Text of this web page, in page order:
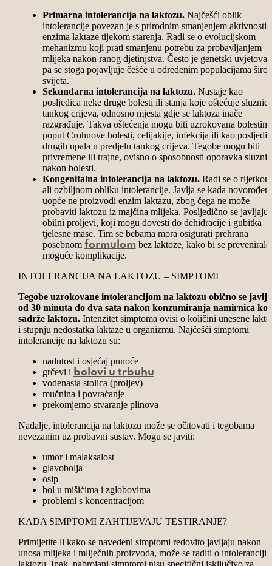
Primarna intolerancija na laktozu.Najčešći oblik
intolerancije povezan je s prirodnim smanjenjem aktivnosti
enzima laktaze tijekom starenja. Radi se o evolucijskom
mehanizmu koji prati smanjenu potrebu za probavljanjem
mlijeka nakon ranog djetinjstva. Često je genetski
pa se stoga pojavljuje češće u određenim populacijama
svijeta.
Sekundarna intolerancija na laktozu.Nastaje kao
posljedica neke druge bolesti ili stanja koje oštećuje
tankog crijeva, odnosno mjesta gdje se laktoza inače
razgrađuje. Takva oštećenja mogu biti uzrokovana
poput Crohnove bolesti, celijakije, infekcija ili kao
drugih upala u predjelu tankog crijeva. Tegobe mogu biti
privremene ili trajne, ovisno o sposobnosti oporavka
nakon bolesti.
Kongenitalna intolerancija na laktozu.Radi se o
ali ozbiljnom obliku intolerancije. Javlja se kada
uopće ne proizvodi enzim laktazu, zbog čega ne može
probaviti laktozu iz majčina mlijeka. Posljedično se javljaju
obilni proljevi, koji mogu dovesti do dehidracije i gubitka
tjelesne mase. Tim se bebama mora osigurati prehrana
posebnom formulom bez laktoze, kako bi se prevenirale
moguće komplikacije.
INTOLERANCIJA NA LAKTOZU – SIMPTOMI
Tegobe uzrokovane intolerancijom na laktozu obično se
od 30 minuta do dva sata nakon konzumiranja namirnica
sadrže laktozu.Intenzitet simptoma ovisi o količini unesene
i stupnju nedostatka laktaze u organizmu. Najčešći simptomi
intolerancije na laktozu su:
nadutost i osjećaj punoće
grčevi i bolovi u trbuhu
vodenasta stolica (proljev)
mučnina i povraćanje
prekomjerno stvaranje plinova
Nadalje, intolerancija na laktozu može se očitovati i tegobama
nevezanim uz probavni sustav. Mogu se javiti:
umor i malaksalost
glavobolja
osip
bol u mišićima i zglobovima
problemi s koncentracijom
KADA SIMPTOMI ZAHTIJEVAJU TESTIRANJE?
Primijetite li kako se navedeni simptomi redovito javljaju nakon
unosa mlijeka i mliječnih proizvoda, može se raditi o intoleranciji
laktozu. Ipak, nabrojani simptomi nisu specifični isključivo za